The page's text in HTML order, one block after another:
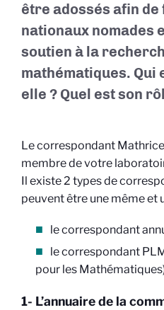
être adossés afin
nationaux nomades
soutien à la
mathématiques. Qui
elle ? Quel est son
Le correspondant
membre de votre
Il existe 2 types de
peuvent être une même et
le correspondant
le correspondant
pour les
1- L’annuaire de la